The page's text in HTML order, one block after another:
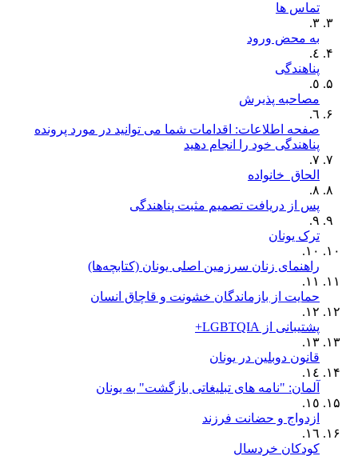
تماس ها
٣.
به محض ورود
٤.
پناهندگی
٥.
مصاحبه پذیرش
٦.
صفحه اطلاعات: اقدامات شما می توانید در مورد پرونده
پناهندگی خود را انجام دهید
٧.
الحاق خانواده
٨.
پس از دریافت تصمیم مثبت پناهندگی
٩.
ترک یونان
١٠.
راهنمای زنان سرزمین اصلی یونان (کتابچه‌ها)
١١.
حمایت از بازماندگان خشونت و قاچاق انسان
١٢.
پشتیبانی از LGBTQIA+
١٣.
قانون دوبلین در یونان
١٤.
آلمان: "نامه های تبلیغاتی بازگشت" به یونان
١٥.
ازدواج و حضانت فرزند
١٦.
کودکان خردسال